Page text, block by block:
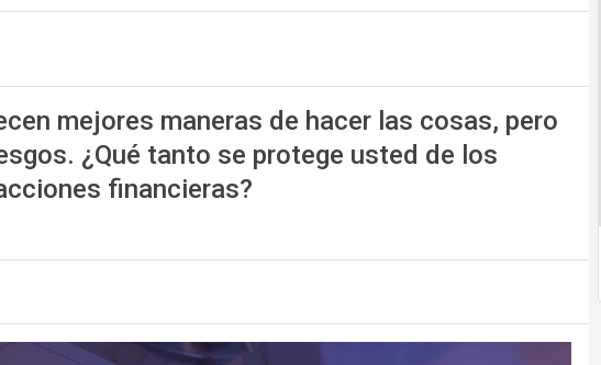
mejores maneras de hacer las cosas, pero
¿Qué tanto se protege usted de los
financieras?